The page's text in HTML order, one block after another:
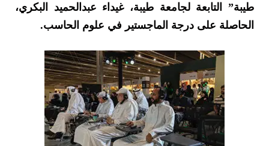
طيبة” التابعة لجامعة طيبة، غيداء عبدالحميد البكري،
الحاصلة على درجة الماجستير في علوم الحاسب.